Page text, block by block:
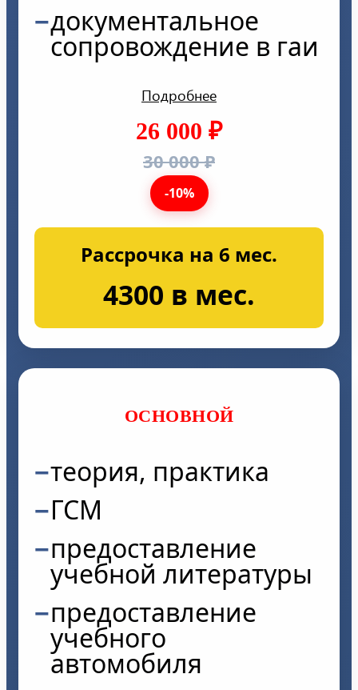
документальное
сопровождение в гаи
Подробнее
26 000 ₽
30 000 ₽
-10%
Рассрочка на 6 мес.
4300 в мес.
ОСНОВНОЙ
теория, практика
ГСМ
предоставление
учебной литературы
предоставление
учебного
автомобиля